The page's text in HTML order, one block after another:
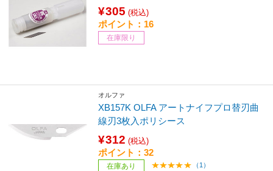
¥305 (税込)
ポイント：16
在庫限り
オルファ
XB157K OLFA アートナイフプロ替刃曲
線刃3枚入ポリシース
¥312 (税込)
ポイント：32
在庫あり （1）